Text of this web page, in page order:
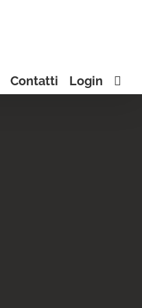
Contatti Login